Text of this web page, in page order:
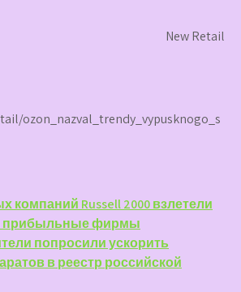
New Retail
ozon_nazval_trendy_vypusknogo_s
компаний Russell 2000 взлетели
прибыльные фирмы
попросили ускорить
в реестр российской